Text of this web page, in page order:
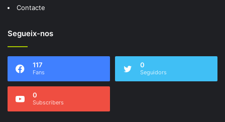
Contacte
Segueix-nos
117
Fans
0
Seguidors
0
Subscribers